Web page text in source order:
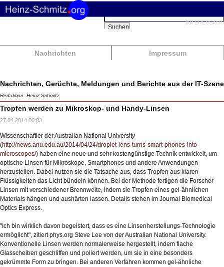
Nachrichten Impressum
Suchbegriffe
Suchen
Nachrichten, Gerüchte, Meldungen und Berichte aus der IT-Szene
Redaktion: Heinz Schmitz
Tropfen werden zu Mikroskop- und Handy-Linsen
27.04.2014 00:03
Wissenschaftler der Australian National University
(http://news.anu.edu.au/2014/04/24/droplet-lens-turns-smart-phones-into-
microscopes/) haben eine neue und sehr kostengünstige Technik entwickelt, um
optische Linsen für Mikroskope, Smartphones und andere Anwendungen
herzustellen. Dabei nutzen sie die Tatsache aus, dass Tropfen aus klaren
Flüssigkeiten das Licht bündeln können. Bei der Methode fertigen die Forscher
Linsen mit verschiedener Brennweite, indem sie Tropfen eines gel-ähnlichen
Materials hängen und aushärten lassen. Details stehen im Journal Biomedical
Optics Express.
"Ich bin wirklich davon begeistert, dass es eine Linsenherstellungs-Technologie
ermöglicht", zitiert phys.org Steve Lee von der Australian National University.
Konventionelle Linsen werden normalerweise hergestellt, indem flache
Glasscheiben geschliffen und poliert werden, um sie in eine besonders
gekrümmte Form zu bringen. Bei anderen Verfahren kommen gel-ähnliche